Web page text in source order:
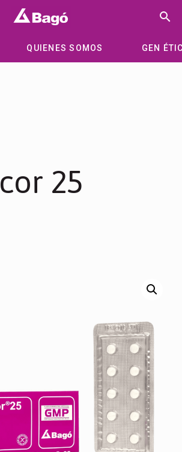
search
QUIENES SOMOS GEN
25